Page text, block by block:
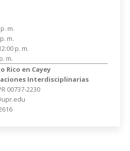
m.
m.
p. m.
m.
Rico en Cayey
Interdisciplinarias
00737-2230